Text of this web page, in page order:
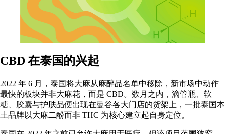
CBD 在泰国的兴起
2022 年 6 月，泰国将大麻从麻醉品名单中移除，新市场中动作
最快的板块并非大麻花，而是 CBD。数月之内，滴管瓶、软
糖、胶囊与护肤品便出现在曼谷各大门店的货架上，一批泰国本
土品牌以大麻二酚而非 THC 为核心建立起自身定位。